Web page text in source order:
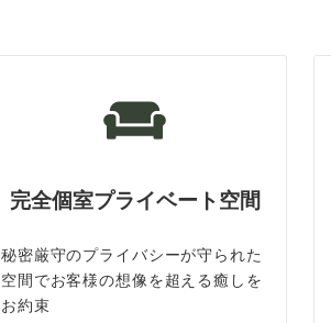
完全個室プライベート空間
秘密厳守のプライバシーが守られた
空間でお客様の想像を超える癒しを
お約束